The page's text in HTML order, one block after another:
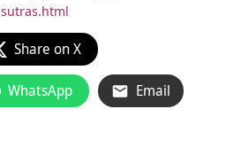
Share on X
WhatsApp Email